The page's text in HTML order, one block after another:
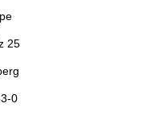
25
0